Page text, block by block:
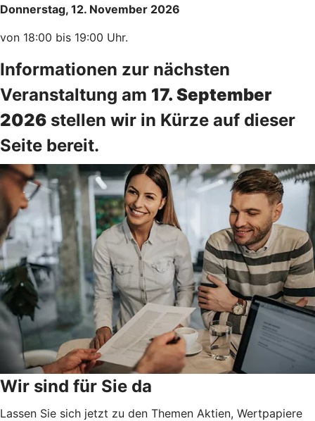
Donnerstag, 12. November 2026
von 18:00 bis 19:00 Uhr.
Informationen zur nächsten
Veranstaltung am 17. September
2026 stellen wir in Kürze auf dieser
Seite bereit.
Wir sind für Sie da
Lassen Sie sich jetzt zu den Themen Aktien, Wertpapiere